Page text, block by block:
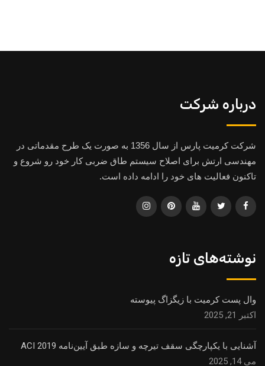
درباره شرکت
شرکت کرمیت پارس از سال 1356 به صورت یک طرح مقدماتی در
مهندسی ارتش برای اصلاح سیستم طاق ضربی کار خود رو شروع و
تاکنون فعالیت های خود را ادامه داده است.
نوشته‌های تازه
وال پست کرمیت با زیگزاگ پیوسته
اکتبر 21, 2025
آشنایی با یکپارچگی سقف تیرچه و سازه طبق آیین‌نامه ACI 2019
می 14, 2025